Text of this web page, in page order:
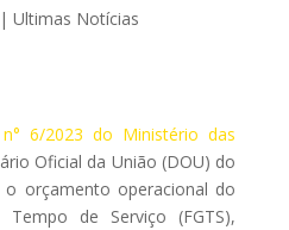
| Ultimas Notícias
6/2023 do Ministério das
Oficial da União (DOU) do
orçamento operacional do
de Serviço (FGTS),